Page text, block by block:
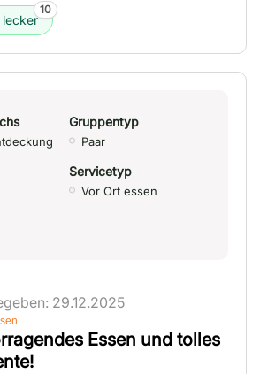
lecker
10
Gruppentyp
Paar
Servicetyp
Vor Ort essen
29.12.2025
Essen und tolles